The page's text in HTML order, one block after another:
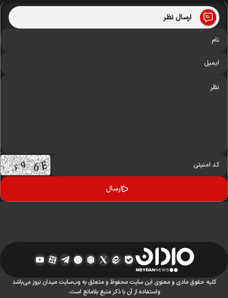
ارسال نظر
کلیه حقوق مادی و معنوی این سایت محفوظ و متعلق به وب‌سایت میدان نیوز می‌باشد
واستفاده از آن با ذکر منبع بلامانع است.